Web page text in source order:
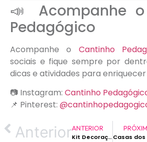
📣 Acompanhe
Pedagógico
Acompanhe o Cantinho
sociais e fique sempre por
dicas e atividades para enriquecer
📷 Instagram: Cantinho
📌 Pinterest:
AnteriorANTERIOR
Kit Decoração Para Sala de Aula Bichinhos do Jardim